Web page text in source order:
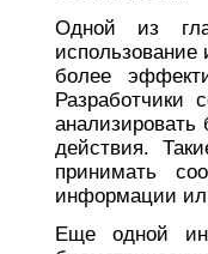
Одной из
использование
более
Разработчики
действия.
принимать
информации
Еще одной